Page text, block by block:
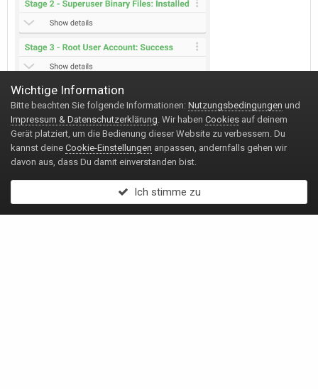
Wichtige Information
Bitte beachten Sie folgende Informationen: Nutzungsbedingungen und
Impressum & Datenschutzerklärung. Wir haben Cookies auf deinem
Gerät platziert, um die Bedienung dieser Website zu verbessern. Du
kannst deine Cookie-Einstellungen anpassen, andernfalls gehen wir
davon aus, dass Du damit einverstanden bist.
Ich stimme zu